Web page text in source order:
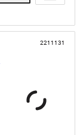
2211131